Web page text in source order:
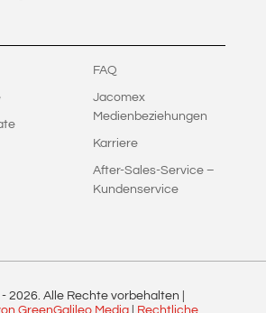
FAQ
Jacomex
Medienbeziehungen
Karriere
After-Sales-Service –
Kundenservice
- 2026. Alle Rechte vorbehalten |